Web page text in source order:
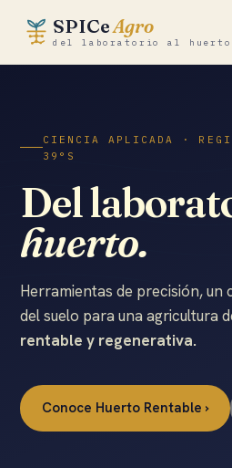
SPICeAgro
del laboratorio al huerto
Huerto Rentable
Herramientas
La ciencia
SPICe Lab ↗
Suelo Vivo ›
CIENCIA APLICADA ·
39°S
Del
huerto.
Herramientas de precisión, un
del suelo para una agricultura
rentable y regenerativa.
Conoce Huerto Rentable ›